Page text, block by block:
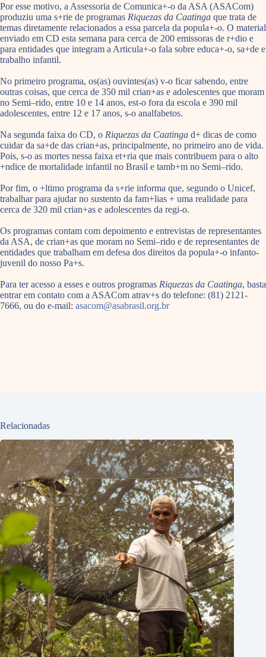
Por esse motivo, a Assessoria de Comunica+-o da ASA (ASACom)
produziu uma s+rie de programas Riquezas da Caatinga que trata de
temas diretamente relacionados a essa parcela da popula+-o. O material
enviado em CD esta semana para cerca de 200 emissoras de r+dio e
para entidades que integram a Articula+-o fala sobre educa+-o, sa+de e
trabalho infantil.
No primeiro programa, os(as) ouvintes(as) v-o ficar sabendo, entre
outras coisas, que cerca de 350 mil crian+as e adolescentes que moram
no Semi–rido, entre 10 e 14 anos, est-o fora da escola e 390 mil
adolescentes, entre 12 e 17 anos, s-o analfabetos.
Na segunda faixa do CD, o Riquezas da Caatinga d+ dicas de como
cuidar da sa+de das crian+as, principalmente, no primeiro ano de vida.
Pois, s-o as mortes nessa faixa et+ria que mais contribuem para o alto
+ndice de mortalidade infantil no Brasil e tamb+m no Semi–rido.
Por fim, o +ltimo programa da s+rie informa que, segundo o Unicef,
trabalhar para ajudar no sustento da fam+lias + uma realidade para
cerca de 320 mil crian+as e adolescentes da regi-o.
Os programas contam com depoimento e entrevistas de representantes
da ASA, de crian+as que moram no Semi–rido e de representantes de
entidades que trabalham em defesa dos direitos da popula+-o infanto-
juvenil do nosso Pa+s.
Para ter acesso a esses e outros programas Riquezas da Caatinga, basta
entrar em contato com a ASACom atrav+s do telefone: (81) 2121-
7666, ou do e-mail: asacom@asabrasil.org.br
Relacionadas